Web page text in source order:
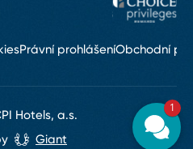
Právní prohlášeníObchodní
Hotels, a.s.
Giant
1